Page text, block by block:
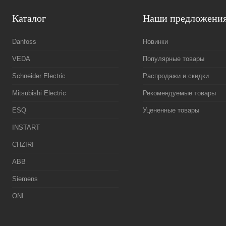
Каталог
Danfoss
VEDA
Schneider Electric
Mitsubishi Electric
ESQ
INSTART
CHZIRI
ABB
Siemens
ONI
Наши
Новинки
Популярные товары
Распродажи и скидки
Рекомендуемые товары
Уцененные товары